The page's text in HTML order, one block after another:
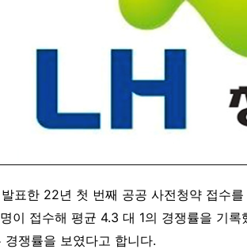
표한 22년 첫 번째 공공 사전청약 접수
이 접수해 평균 4.3 대 1의 경쟁률을 기
경쟁률을 보였다고 합니다.